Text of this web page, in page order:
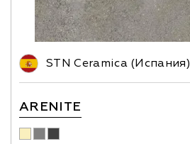
STN Ceramica (Испания)
ARENITE